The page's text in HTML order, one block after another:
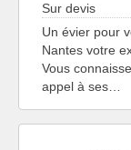
Sur devis
Un évier pour
Nantes votre
Vous
appel à ses…